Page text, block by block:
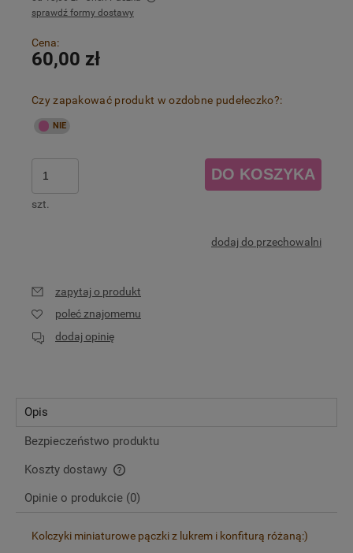
Cena nie zawiera ewentualnych kosztów płatności
sprawdź formy dostawy
Cena:
60,00 zł
Czy zapakować produkt w ozdobne pudełeczko?:
szt.
DO KOSZYKA
dodaj do przechowalni
zapytaj o produkt
poleć znajomemu
dodaj opinię
Opis
Bezpieczeństwo produktu
Koszty dostawy
Cena nie zawiera ewentualnych kosztów płatności
Opinie o produkcie (0)
Kolczyki miniaturowe pączki z lukrem i konfiturą różaną:)